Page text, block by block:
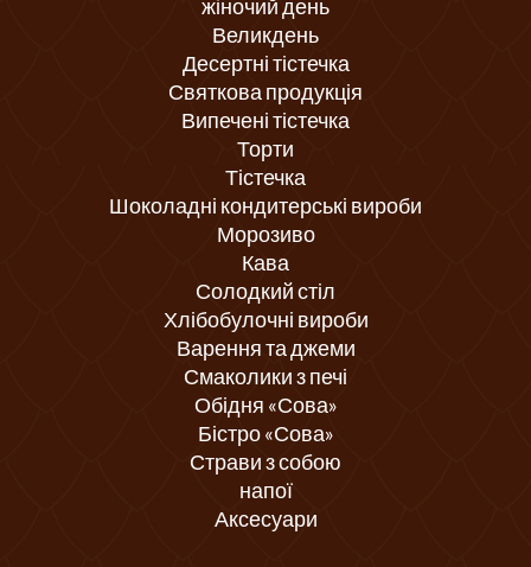
жіночий день
Великдень
Десертні тістечка
Святкова продукція
Випечені тістечка
Торти
Тістечка
Шоколадні кондитерські вироби
Морозиво
Кава
Солодкий стіл
Хлібобулочні вироби
Варення та джеми
Смаколики з печі
Обідня «Сова»
Бістро «Сова»
Страви з собою
напої
Аксесуари